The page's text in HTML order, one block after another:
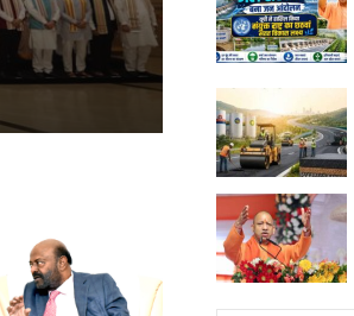
प्रधानमंत्री नरेन्द्र मोदी व उत्तर प्रदेश के मुख्यमंत्री योगी आदित्यनाथ 10 जून, 2026 को नई दिल्ली में राष्ट्रीय जनतांत्रिक गठबंधन सम्मेलन के अवसर पर